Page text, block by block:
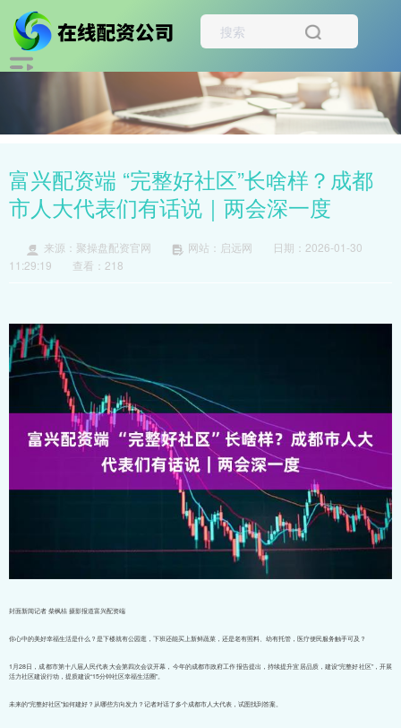
富兴配资端 “完整好社区”长啥样？成都
市人大代表们有话说｜两会深一度
来源：聚操盘配资官网 网站：启远网
日期：2026-01-30
11:29:19
查看：218
封面新闻记者 柴枫桔 摄影报道富兴配资端
你心中的美好幸福生活是什么？是下楼就有公园逛，下班还能买上新鲜蔬菜，还是老有照料、幼有托管，医疗便民服务触手可及？
1月28日，成都市第十八届人民代表大会第四次会议开幕，今年的成都市政府工作报告提出，持续提升宜居品质，建设“完整好社区”，开展
活力社区建设行动，提质建设“15分钟社区幸福生活圈”。
未来的“完整好社区”如何建好？从哪些方向发力？记者对话了多个成都市人大代表，试图找到答案。